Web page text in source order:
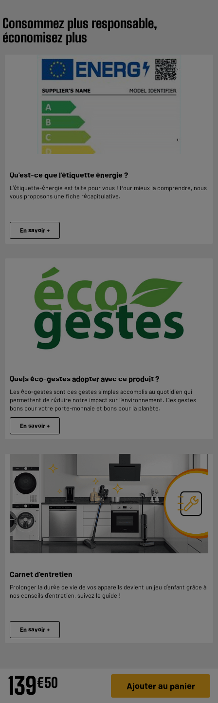
139€50 Ajouter au panier
Consommez plus responsable,
économisez plus
Qu'est-ce que l'étiquette énergie ?
L’étiquette-énergie est faite pour vous ! Pour mieux la comprendre, nous
vous proposons une fiche récapitulative.
En savoir +
Quels éco-gestes adopter avec ce produit ?
Les éco-gestes sont ces gestes simples accomplis au quotidien qui
permettent de réduire notre impact sur l'environnement. Des gestes
bons pour votre porte-monnaie et bons pour la planète.
En savoir +
Carnet d'entretien
Prolonger la durée de vie de vos appareils devient un jeu d’enfant grâce à
nos conseils d’entretien, suivez le guide !
En savoir +
DES PRIX, MAIS PAS SEULEMENT !